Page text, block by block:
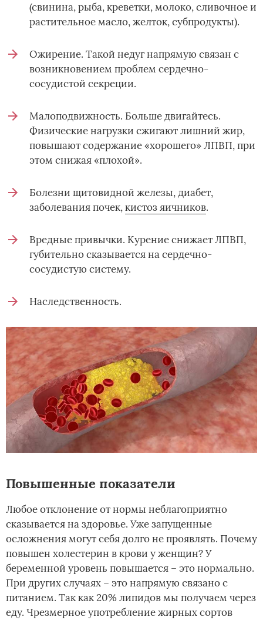
(свинина, рыба, креветки, молоко, сливочное и
растительное масло, желток, субпродукты).
Ожирение. Такой недуг напрямую связан с
возникновением проблем сердечно-
сосудистой секреции.
Малоподвижность. Больше двигайтесь.
Физические нагрузки сжигают лишний жир,
повышают содержание «хорошего» ЛПВП, при
этом снижая «плохой».
Болезни щитовидной железы, диабет,
заболевания почек,кистоз яичников.
Вредные привычки. Курение снижает ЛПВП,
губительно сказывается на сердечно-
сосудистую систему.
Наследственность.
Повышенные показатели
Любое отклонение от нормы неблагоприятно
сказывается на здоровье. Уже запущенные
осложнения могут себя долго не проявлять. Почему
повышен холестерин в крови у женщин? У
беременной уровень повышается – это нормально.
При других случаях – это напрямую связано с
питанием. Так как 20% липидов мы получаем через
еду. Чрезмерное употребление жирных сортов